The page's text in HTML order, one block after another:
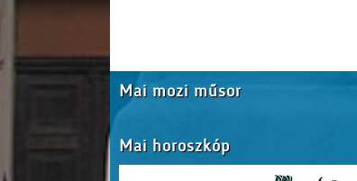
Mai mozi műsor
Mai horoszkóp